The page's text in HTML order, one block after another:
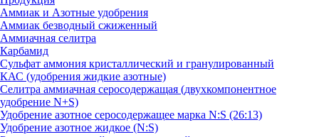
Аммиак и Азотные удобрения
Аммиак безводный сжиженный
Аммиачная селитра
Карбамид
Сульфат аммония кристаллический и гранулированный
КАС (удобрения жидкие азотные)
Селитра аммиачная серосодержащая (двухкомпонентное
удобрение N+S)
Удобрение азотное серосодержащее марка N:S (26:13)
Удобрение азотное жидкое (N:S)